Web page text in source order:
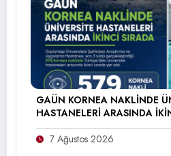
GAÜN KORNEA NAKLİNDE
HASTANELERİ ARASINDA
7 Ağustos 2026